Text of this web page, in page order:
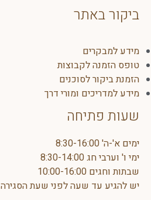
ביקור באתר
מידע למבקרים
טופס הזמנה לקבוצות
הזמנת ביקור לסוכנים
מידע למדריכים ומורי דרך
שעות פתיחה
ימים א'-ה' 8:30-16:00
ימי ו' וערבי חג 8:30-14:00
שבתות וחגים 10:00-16:00
יש להגיע עד שעה לפני שעת הסגירה